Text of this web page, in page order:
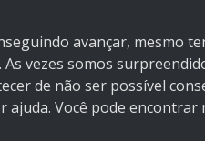
avançar, mesmo
As vezes somos
de não ser possível
ajuda. Você pode